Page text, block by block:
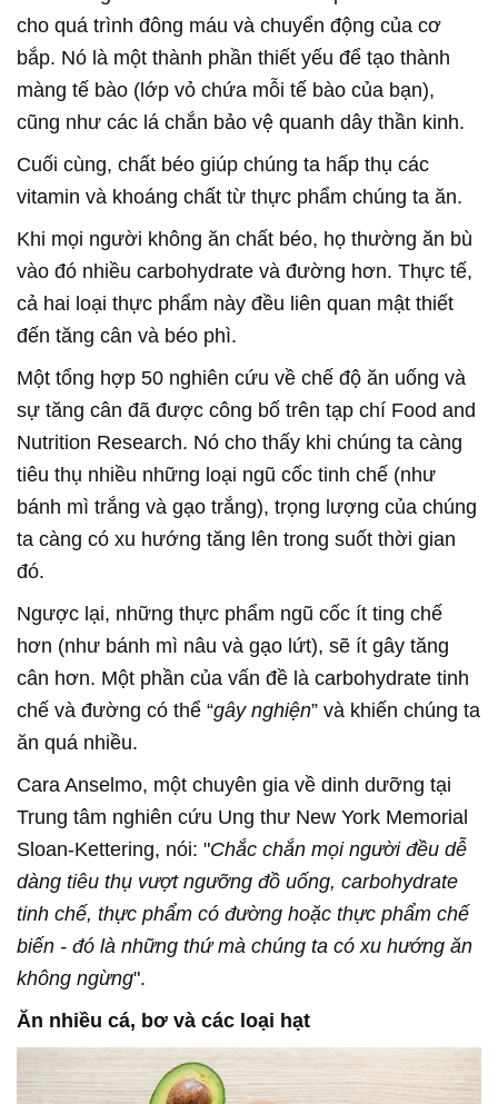
cho quá trình đông máu và chuyển động của cơ
bắp. Nó là một thành phần thiết yếu để tạo thành
màng tế bào (lớp vỏ chứa mỗi tế bào của bạn),
cũng như các lá chắn bảo vệ quanh dây thần kinh.
Cuối cùng, chất béo giúp chúng ta hấp thụ các
vitamin và khoáng chất từ thực phẩm chúng ta ăn.
Khi mọi người không ăn chất béo, họ thường ăn bù
vào đó nhiều carbohydrate và đường hơn. Thực tế,
cả hai loại thực phẩm này đều liên quan mật thiết
đến tăng cân và béo phì.
Một tổng hợp 50 nghiên cứu về chế độ ăn uống và
sự tăng cân đã được công bố trên tạp chí Food and
Nutrition Research. Nó cho thấy khi chúng ta càng
tiêu thụ nhiều những loại ngũ cốc tinh chế (như
bánh mì trắng và gạo trắng), trọng lượng của chúng
ta càng có xu hướng tăng lên trong suốt thời gian
đó.
Ngược lại, những thực phẩm ngũ cốc ít ting chế
hơn (như bánh mì nâu và gạo lứt), sẽ ít gây tăng
cân hơn. Một phần của vấn đề là carbohydrate tinh
chế và đường có thể “gây nghiện” và khiến chúng ta
ăn quá nhiều.
Cara Anselmo, một chuyên gia về dinh dưỡng tại
Trung tâm nghiên cứu Ung thư New York Memorial
Sloan-Kettering, nói: "Chắc chắn mọi người đều dễ
dàng tiêu thụ vượt ngưỡng đồ uống, carbohydrate
tinh chế, thực phẩm có đường hoặc thực phẩm chế
biến - đó là những thứ mà chúng ta có xu hướng ăn
không ngừng".
Ăn nhiều cá, bơ và các loại hạt